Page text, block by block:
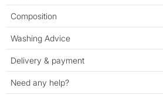
Composition
Washing Advice
Delivery & payment
Need any help?